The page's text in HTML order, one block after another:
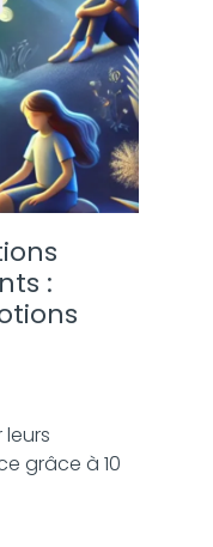
:
grâce à 10